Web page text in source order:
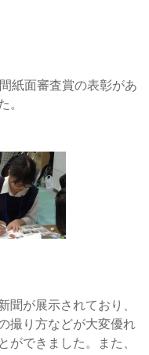
紙面審査賞の表彰があ
。
が展示されており、
撮り方などが大変優れ
ができました。また、